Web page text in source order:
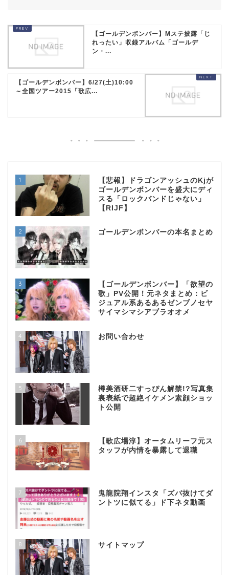
【ゴールデンボンバー】Mステ披露「じ
れったい」収録アルバム「ゴールデ
ン・...
【ゴールデンボンバー】6/27(土)10:00
～全国ツアー2015「歌広...
1
【悲報】ドラゴンアッシュのKjが
ゴールデンボンバーを盛大にディ
スる「ロックバンドじゃない」
【RIJF】
2 ゴールデンボンバーの本名まとめ
3
【ゴールデンボンバー】「欲望の
歌」PV公開！元ネタまとめ：ビ
ジュアル系あるあるゼンブノセヤ
サイマシマシアブラオオメ
4 お問い合わせ
5
樽美酒研二すっぴん解禁!?写真集
裏表紙で超絶イケメン素顔ショッ
ト公開
6
【歌広場淳】オータムリーフ元ス
タッフが内情を暴露して退職
7
鬼龍院翔インスタ「ズバ抜けてダ
ントツに似てる」ド下ネタ動画
8 サイトマップ